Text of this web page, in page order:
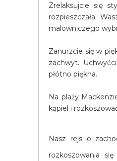
Zrelaksujcie się
rozpieszczała
malowniczego
Zanurzcie się w
zachwyt.
płótno piękna.
Na plaży
kąpiel i
Nasz rejs o
rozkoszowania